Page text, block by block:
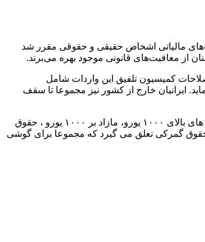
برای بررسی موارد ارتجاعی لایحه بودجه ۱۴۰۴ گفت: درباره سقف معافیت‌های مالیاتی اشخاص حقیقی و حقوقی مقرر شد
برای واردات خودرو اختصاص دهد که با اصلاحات کمیسیون تلفیق این واردات شامل
ایرانیان خارج از کشور نیز مجموعا تا سقف
وی در خصوص حقوق گمرکی گوشی‌های همراه گفت: حقوق گمرکی برای گوشی‌های همراه خارجی بین ۶۰۰ تا ۱۰۰۰ یورو ۱۵ درصد تعیین شد و برای گوشی های بالای ۱۰۰۰ یورو، مازاد بر ۱۰۰۰ یورو ، حقوق
تلفن همراه به قیمت ۱۱۰۰ یورو وارد کرده است، ۱۵ درصد برای ۱۰۰۰ یورو و ۳۰ درصد برای ۱۰۰ یورو مازاد حقوق گمرکی تعلق می گیرد که مجموعا برای گوشی